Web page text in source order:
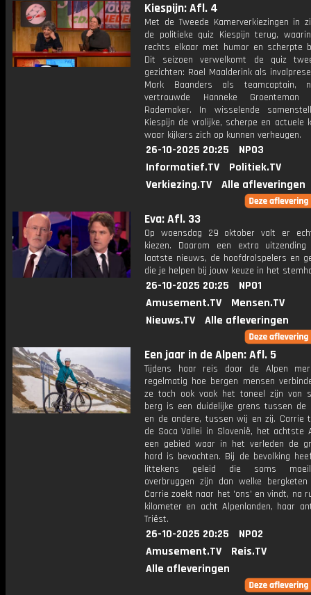
Kiespijn: Afl. 4
Met de Tweede Kamerverkiezingen in
de politieke quiz Kiespijn terug,
rechts elkaar met humor en scherpte
Dit seizoen verwelkomt de quiz
gezichten: Roel Maalderink als
Mark Baanders als teamcaptain,
vertrouwde Hanneke
Rademaker. In wisselende
Kiespijn de vrolijke, scherpe en actuele
waar kijkers zich op kunnen verheugen.
26-10-2025 20:25
NPO3
Informatief.TV
Politiek.TV
Verkiezing.TV
Alle afleveringen
Eva: Afl. 33
Op woensdag 29 oktober valt er
kiezen. Daarom een extra
laatste nieuws, de hoofdrolspelers en
die je helpen bij jouw keuze in het
26-10-2025 20:25
NPO1
Amusement.TV
Mensen.TV
Nieuws.TV
Alle afleveringen
Een jaar in de Alpen: Afl. 5
Tijdens haar reis door de Alpen
regelmatig hoe bergen mensen
ze toch ook vaak het toneel zijn van
berg is een duidelijke grens tussen de
en de andere, tussen wij en zij. Carrie
de Soca Vallei in Slovenië, het achtste
een gebied waar in het verleden de
hard is bevochten. Bij de bevolking
littekens geleid die soms
overbruggen zijn dan welke
Carrie zoekt naar het 'ons' en vindt, na
kilometer en acht Alpenlanden, haar
Triëst.
26-10-2025 20:25
NPO2
Amusement.TV
Reis.TV
Alle afleveringen